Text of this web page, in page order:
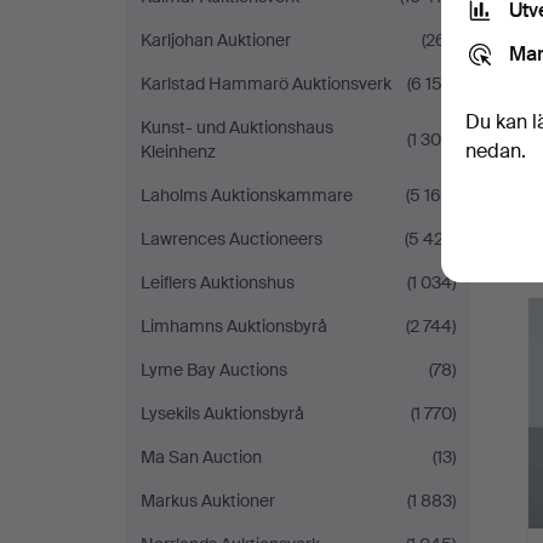
Karljohan Auktioner
(261)
Karlstad Hammarö Auktionsverk
(6 152)
Kunst- und Auktionshaus
Kleinhenz
(1 300)
Laholms Auktionskammare
(5 169)
Lawrences Auctioneers
(5 427)
Leiflers Auktionshus
(1 034)
Limhamns Auktionsbyrå
(2 744)
Lyme Bay Auctions
(78)
Lysekils Auktionsbyrå
(1 770)
Ma San Auction
(13)
Markus Auktioner
(1 883)
Du kan
nedan.